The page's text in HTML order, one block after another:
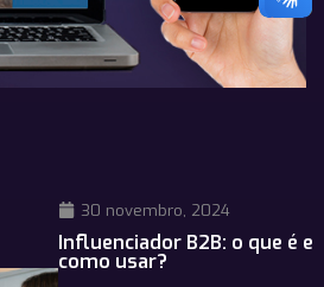
30 novembro, 2024
Influenciador B2B: o que é e
como usar?